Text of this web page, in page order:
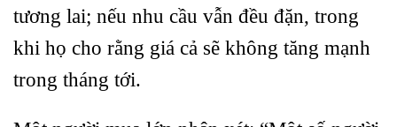
tương lai; nếu nhu cầu vẫn đều đặn, trong
khi họ cho rằng giá cả sẽ không tăng mạnh
trong tháng tới.